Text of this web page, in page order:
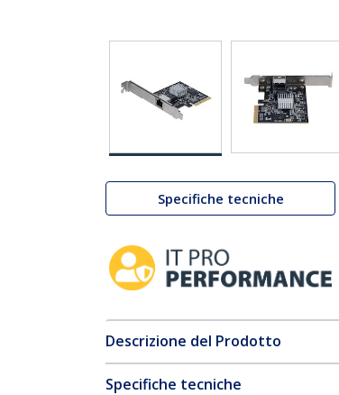
Specifiche tecniche
Descrizione del Prodotto
Specifiche tecniche